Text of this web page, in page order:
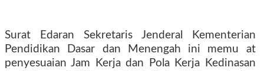
Surat Edaran Sekretaris Jenderal Kementerian
Pendidikan Dasar dan Menengah ini memu at
penyesuaian Jam Kerja dan Pola Kerja Kedinasan